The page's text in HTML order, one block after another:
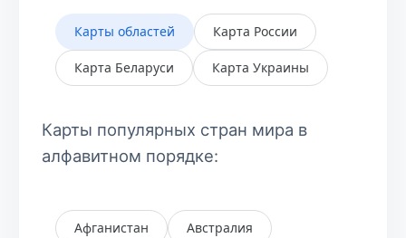
Карты областей Карта России
Карта Беларуси Карта Украины
Карты популярных стран мира в
алфавитном порядке:
Афганистан Австралия